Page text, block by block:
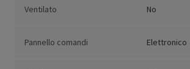
Ventilato No
Pannello comandi Elettronico